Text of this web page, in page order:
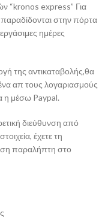
“kronos express” Για
στην πόρτα
ημέρες
της αντικαταβολής,θα
απ τους λογαριασμούς
η μέσω Paypal.
διεύθυνση από
έχετε τη
παραλήπτη στο